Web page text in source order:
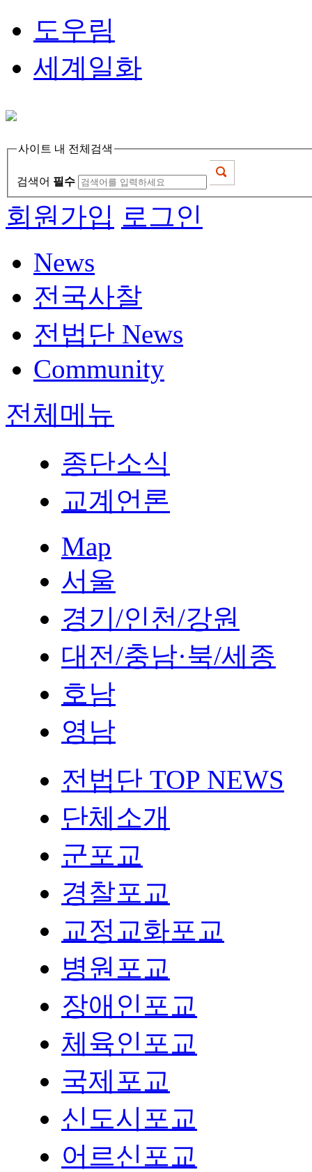
도우림
세계일화
사이트 내 전체검색
검색어 필수
회원가입 로그인
News
전국사찰
전법단 News
Community
전체메뉴
종단소식
교계언론
Map
서울
경기/인천/강원
대전/충남·북/세종
호남
영남
전법단 TOP NEWS
단체소개
군포교
경찰포교
교정교화포교
병원포교
장애인포교
체육인포교
국제포교
신도시포교
어르신포교